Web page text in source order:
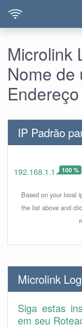
Microlink
Nome de
IP Padrão
192.168.1.1 100 %
Based on your local
the list above and
Microlink
Siga estas
em seu